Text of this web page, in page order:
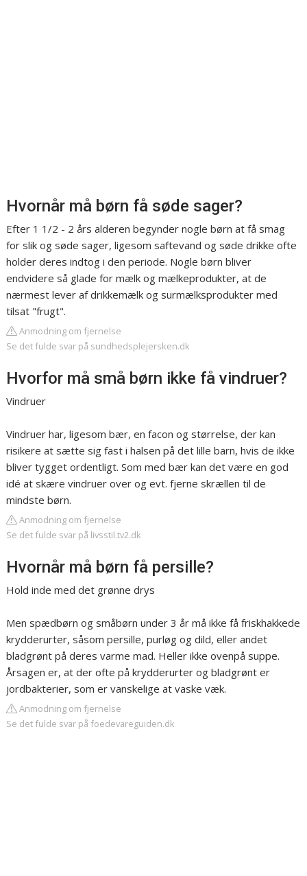
Hvornår må børn få søde sager?
Efter 1 1/2 - 2 års alderen begynder nogle børn at få smag
for slik og søde sager, ligesom saftevand og søde drikke ofte
holder deres indtog i den periode. Nogle børn bliver
endvidere så glade for mælk og mælkeprodukter, at de
nærmest lever af drikkemælk og surmælksprodukter med
tilsat "frugt".
Anmodning om fjernelse
Se det fulde svar på sundhedsplejersken.dk
Hvorfor må små børn ikke få vindruer?
Vindruer
Vindruer har, ligesom bær, en facon og størrelse, der kan
risikere at sætte sig fast i halsen på det lille barn, hvis de ikke
bliver tygget ordentligt. Som med bær kan det være en god
idé at skære vindruer over og evt. fjerne skrællen til de
mindste børn.
Anmodning om fjernelse
Se det fulde svar på livsstil.tv2.dk
Hvornår må børn få persille?
Hold inde med det grønne drys
Men spædbørn og småbørn under 3 år må ikke få friskhakkede
krydderurter, såsom persille, purløg og dild, eller andet
bladgrønt på deres varme mad. Heller ikke ovenpå suppe.
Årsagen er, at der ofte på krydderurter og bladgrønt er
jordbakterier, som er vanskelige at vaske væk.
Anmodning om fjernelse
Se det fulde svar på foedevareguiden.dk